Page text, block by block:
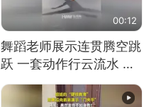
00:12
舞蹈老师展示连贯腾空跳
跃 一套动作行云流水 节
奏感拉满 网友：怎么做
到又舞又武的？